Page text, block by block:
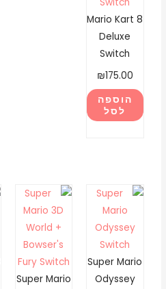
Mario Kart 8
Deluxe
Switch
₪175.00
הוספה
לסל
Super Mario
Odyssey
Super Mario